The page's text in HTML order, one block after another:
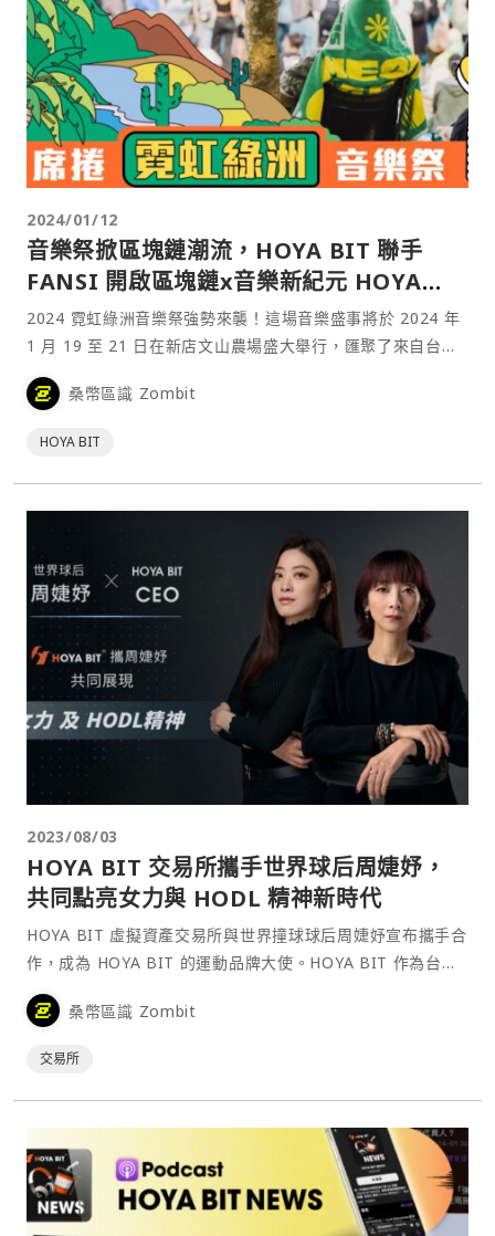
2024/01/12
音樂祭掀區塊鏈潮流，HOYA BIT 聯手
FANSI 開啟區塊鏈x音樂新紀元 HOYA
BIT 現場打造綠洲驛站，讓樂迷走入 Web3
世界！
2024 霓虹綠洲音樂祭強勢來襲！這場音樂盛事將於 2024 年
1 月 19 至 21 日在新店文山農場盛大舉行，匯聚了來自台
灣、日本、韓國、泰國等地超 60 組的音樂人。本次主辦方更
是邀請到了台灣的虛擬資產交易所 HOYA BIT 和 NFT 音樂平
屬活動，現場準備了 HOYA BIT 潮流週邊好禮，吸引樂迷參
與互動。
桑幣區識 Zombit
HOYA BIT
2023/08/03
HOYA BIT 交易所攜手世界球后周婕妤，
共同點亮女力與 HODL 精神新時代
HOYA BIT 虛擬資產交易所與世界撞球球后周婕妤宣布攜手合
作，成為 HOYA BIT 的運動品牌大使。HOYA BIT 作為台灣
合法合規的虛擬資產交易所，一直致力於推廣和普及虛擬資產
的投資知識，為大眾打造更安全、友善的交易環境。然而，這
桑幣區識 Zombit
交易所